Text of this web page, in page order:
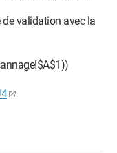
validation avec la